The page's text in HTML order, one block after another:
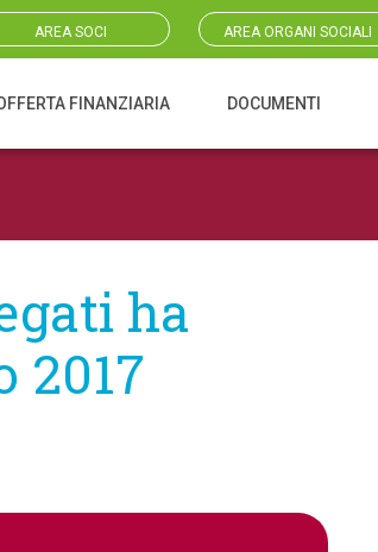
AREA SOCI AREA ORGANI SOCIALI
FINANZIARIA DOCUMENTI
ha
2017